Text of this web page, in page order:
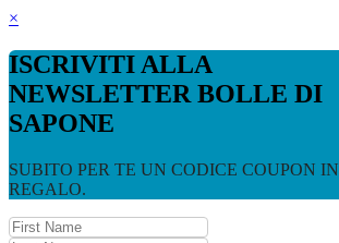
×
ISCRIVITI ALLA
NEWSLETTER BOLLE DI
SAPONE
SUBITO PER TE UN CODICE COUPON IN
REGALO.